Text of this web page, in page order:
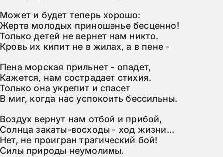
Может и будет теперь хорошо:
Жертв молодых приношенье бесценно!
Только детей не вернет нам никто.
Кровь их кипит не в жилах, а в пене -
Пена морская прильнет - опадет,
Кажется, нам сострадает стихия.
Только она укрепит и спасет
В миг, когда нас успокоить бессильны.
Воздух вернут нам отбой и прибой,
Солнца закаты-восходы - ход жизни...
Нет, не проигран трагический бой!
Силы природы неумолимы.